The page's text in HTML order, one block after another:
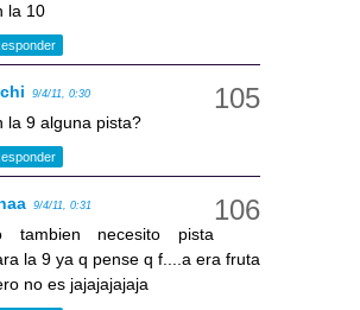
la 10
9/4/11, 0:30
la 9 alguna pista?
9/4/11, 0:31
tambien necesito pista
la 9 ya q pense q f....a era fruta
no es jajajajajaja